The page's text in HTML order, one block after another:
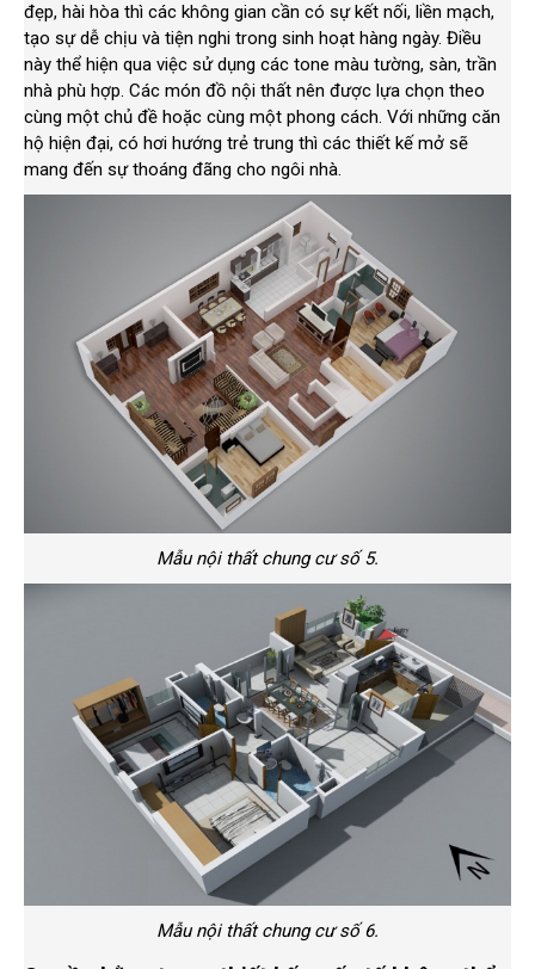
đẹp, hài hòa thì các không gian cần có sự kết nối, liền mạch,
tạo sự dễ chịu và tiện nghi trong sinh hoạt hàng ngày. Điều
này thể hiện qua việc sử dụng các tone màu tường, sàn, trần
nhà phù hợp. Các món đồ nội thất nên được lựa chọn theo
cùng một chủ đề hoặc cùng một phong cách. Với những căn
hộ hiện đại, có hơi hướng trẻ trung thì các thiết kế mở sẽ
mang đến sự thoáng đãng cho ngôi nhà.
Mẫu nội thất chung cư số 5.
Mẫu nội thất chung cư số 6.